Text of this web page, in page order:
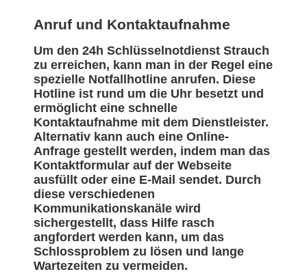
Anruf und Kontaktaufnahme
Um den 24h Schlüsselnotdienst Strauch
zu erreichen, kann man in der Regel eine
spezielle Notfallhotline anrufen. Diese
Hotline ist rund um die Uhr besetzt und
ermöglicht eine schnelle
Kontaktaufnahme mit dem Dienstleister.
Alternativ kann auch eine Online-
Anfrage gestellt werden, indem man das
Kontaktformular auf der Webseite
ausfüllt oder eine E-Mail sendet. Durch
diese verschiedenen
Kommunikationskanäle wird
sichergestellt, dass Hilfe rasch
angfordert werden kann, um das
Schlossproblem zu lösen und lange
Wartezeiten zu vermeiden.